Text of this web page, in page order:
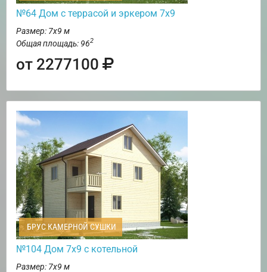
№64 Дом с террасой и эркером 7х9
Размер: 7х9 м
Общая площадь: 962
от 2277100
БРУС КАМЕРНОЙ СУШКИ
№104 Дом 7х9 с котельной
Размер: 7х9 м